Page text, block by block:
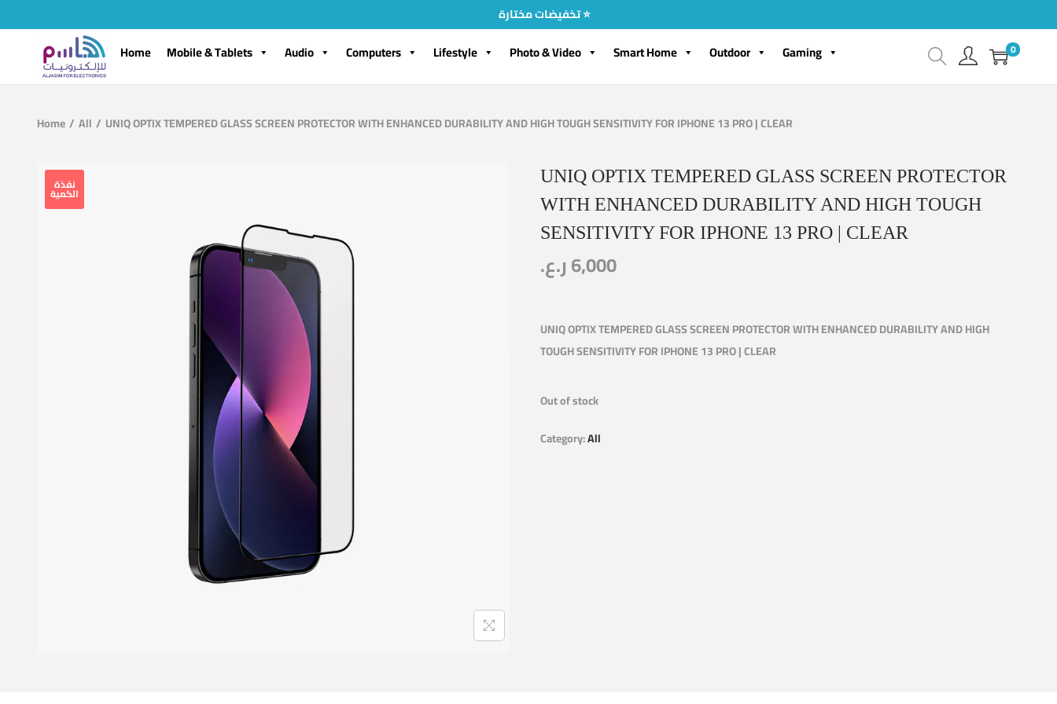
تخفيضات مختارة ⭐
Home Mobile & Tablets Audio Computers Lifestyle Photo & Video Smart Home Outdoor Gaming 0
Home/ All / UNIQ OPTIX TEMPERED GLASS SCREEN PROTECTOR WITH ENHANCED DURABILITY AND HIGH TOUGH SENSITIVITY FOR IPHONE 13 PRO | CLEAR
نفذة
الكمية
UNIQ OPTIX TEMPERED GLASS SCREEN PROTECTOR
WITH ENHANCED DURABILITY AND HIGH TOUGH
SENSITIVITY FOR IPHONE 13 PRO | CLEAR
6,000ر.ع.
UNIQ OPTIX TEMPERED GLASS SCREEN PROTECTOR WITH ENHANCED DURABILITY AND HIGH
TOUGH SENSITIVITY FOR IPHONE 13 PRO | CLEAR
Out of stock
Category:All